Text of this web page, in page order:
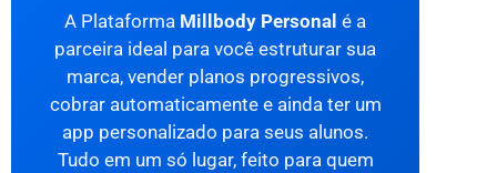
A Plataforma Millbody Personal é a
parceira ideal para você estruturar sua
marca, vender planos progressivos,
cobrar automaticamente e ainda ter um
app personalizado para seus alunos.
Tudo em um só lugar, feito para quem